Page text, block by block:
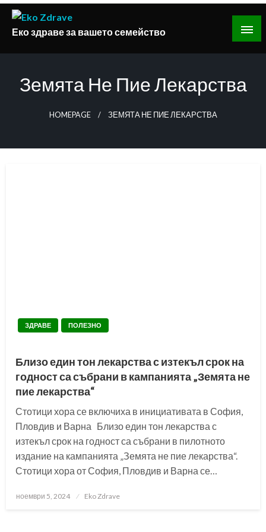
Skip
content
Еко здраве за вашето семейство
Земята Не Пие Лекарства
HOMEPAGE ЗЕМЯТА НЕ ПИЕ ЛЕКАРСТВА
ЗДРАВЕ ПОЛЕЗНО
Близо един тон лекарства с изтекъл срок на
годност са събрани в кампанията „Земята не
пие лекарства“
Стотици хора се включиха в инициативата в София,
Пловдив и Варна Близо един тон лекарства с
изтекъл срок на годност са събрани в пилотното
издание на кампанията „Земята не пие лекарства“.
Стотици хора от София, Пловдив и Варна се…
Posted
ноември 5, 2024 Eko Zdrave